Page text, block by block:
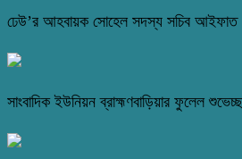
ঢেউ’র আহবায়ক সোহেল সদস্য সচিব আইফাত
সাংবাদিক ইউনিয়ন ব্রাহ্মণবাড়িয়ার ফুলেল